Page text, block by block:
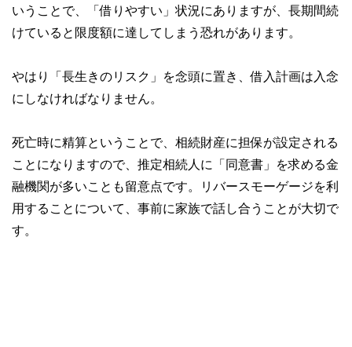
いうことで、「借りやすい」状況にありますが、長期間続
けていると限度額に達してしまう恐れがあります。
やはり「長生きのリスク」を念頭に置き、借入計画は入念
にしなければなりません。
死亡時に精算ということで、相続財産に担保が設定される
ことになりますので、推定相続人に「同意書」を求める金
融機関が多いことも留意点です。リバースモーゲージを利
用することについて、事前に家族で話し合うことが大切で
す。